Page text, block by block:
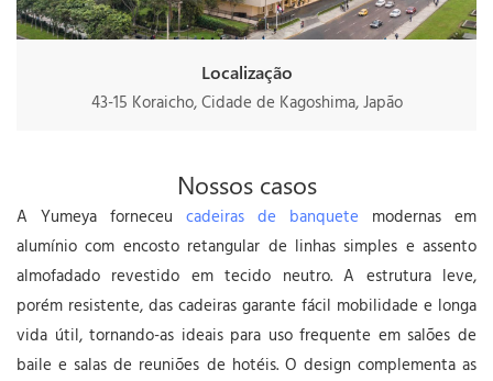
Localização
43-15 Koraicho, Cidade de Kagoshima, Japão
Nossos casos
A Yumeya forneceu cadeiras de banquete modernas em
alumínio com encosto retangular de linhas simples e assento
almofadado revestido em tecido neutro. A estrutura leve,
porém resistente, das cadeiras garante fácil mobilidade e longa
vida útil, tornando-as ideais para uso frequente em salões de
baile e salas de reuniões de hotéis. O design complementa as